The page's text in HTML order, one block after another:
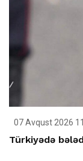
07 Avqust 2026
Türkiyədə